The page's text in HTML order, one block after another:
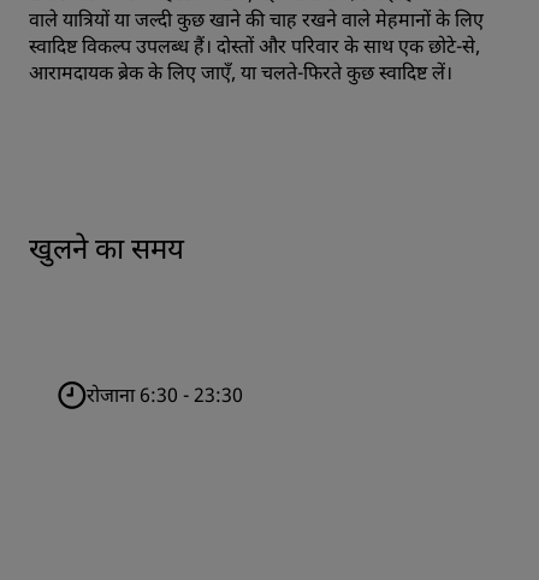
वाले यात्रियों या जल्दी कुछ खाने की चाह रखने वाले मेहमानों के लिए
स्वादिष्ट विकल्प उपलब्ध हैं। दोस्तों और परिवार के साथ एक छोटे-से,
आरामदायक ब्रेक के लिए जाएँ, या चलते-फिरते कुछ स्वादिष्ट लें।
खुलने का समय
रोजाना 6:30 - 23:30